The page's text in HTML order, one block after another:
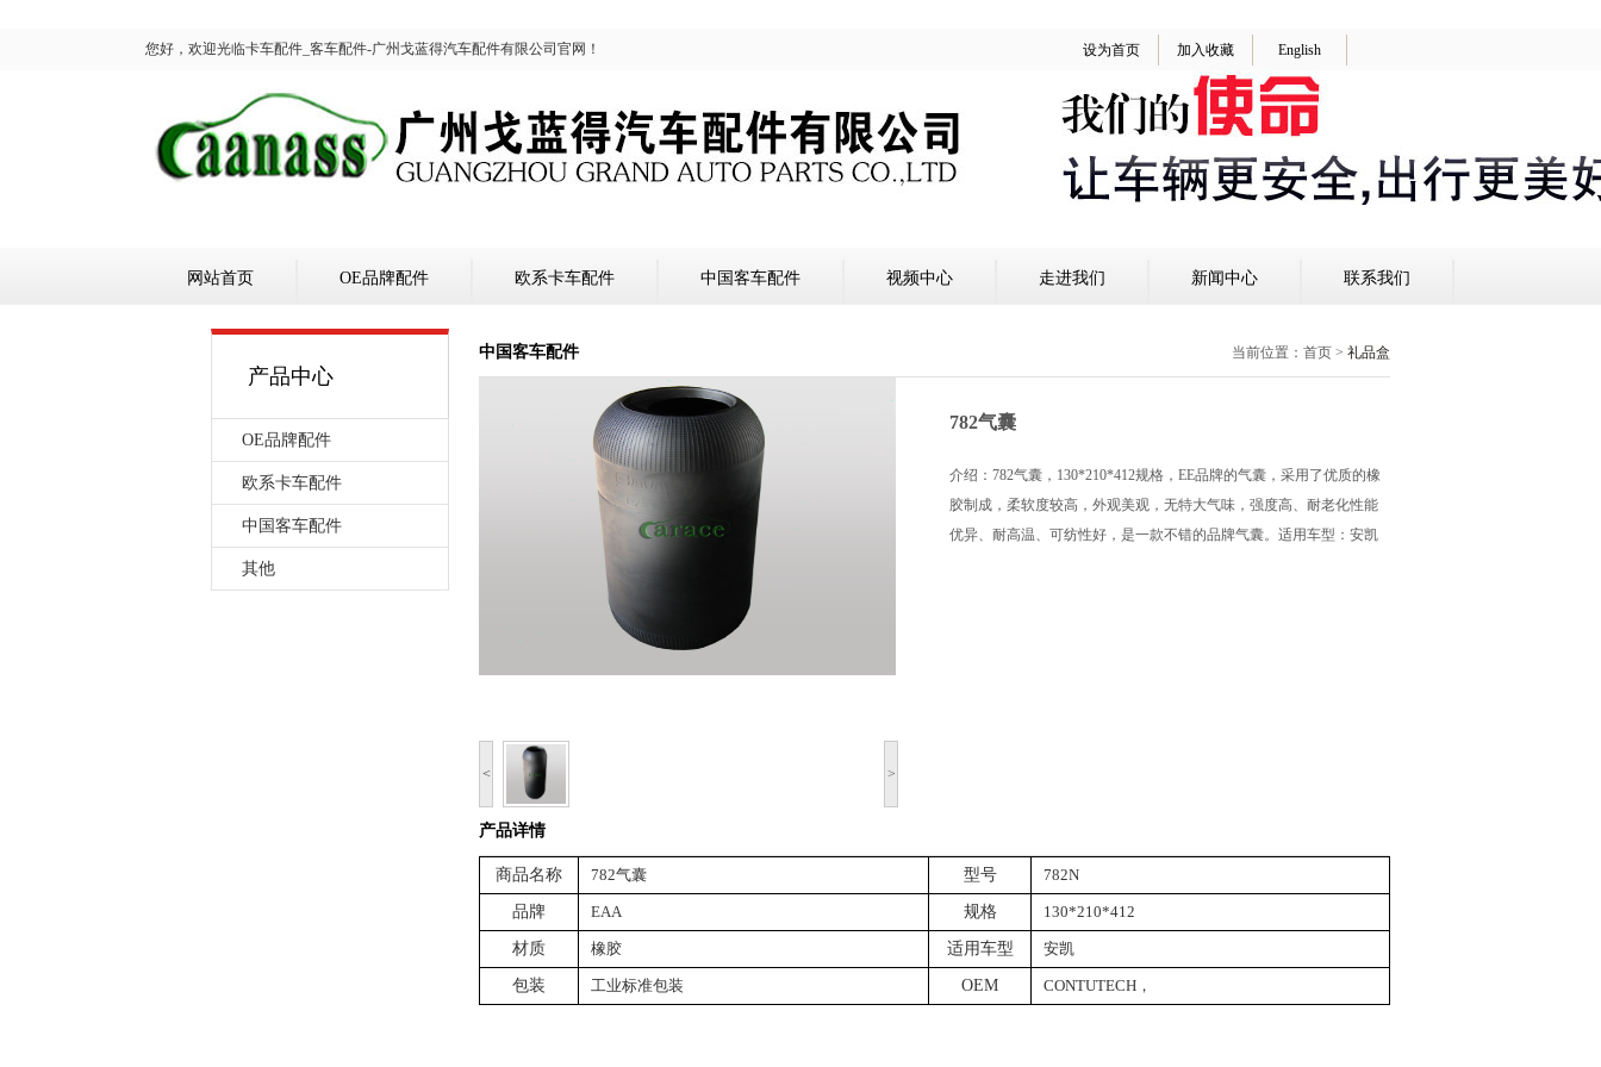
您好，欢迎光临卡车配件_客车配件-广州戈蓝得汽车配件有限公司官网！ 设为首页 加入收藏 English
网站首页 OE品牌配件 欧系卡车配件 中国客车配件 视频中心 走进我们 新闻中心 联系我们
产品中心
OE品牌配件
欧系卡车配件
中国客车配件
其他
中国客车配件 当前位置： 首页 > 礼品盒
782气囊
介绍：782气囊，130*210*412规格，EE品牌的气囊，采用了优质的橡
胶制成，柔软度较高，外观美观，无特大气味，强度高、耐老化性能
优异、耐高温、可纺性好，是一款不错的品牌气囊。适用车型：安凯
< >
产品详情
商品名称 782气囊 型号 782N
品牌 EAA 规格 130*210*412
材质 橡胶 适用车型 安凯
包装 工业标准包装 OEM CONTUTECH，